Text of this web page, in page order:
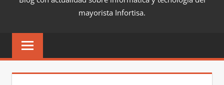
mayorista Infortisa.